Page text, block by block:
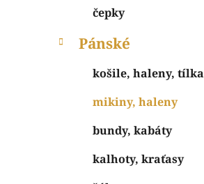
čepky
Pánské
košile, haleny, tílka
mikiny, haleny
bundy, kabáty
kalhoty, kraťasy